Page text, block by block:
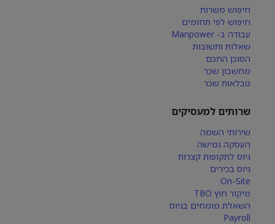
חיפוש משרות
חיפוש לפי תחומים
עבודה ב- Manpower
שאלות ותשובות
הסוכן החכם
מחשבון שכר
טבלאות שכר
שרותים למעסיקים
שירותי השמה
העסקה גמישה
גיוס לתקופות קצרות
גיוס בכירים
On-Site
מיקור חוץ TBO
השאלת מומחים בגיוס
Payroll